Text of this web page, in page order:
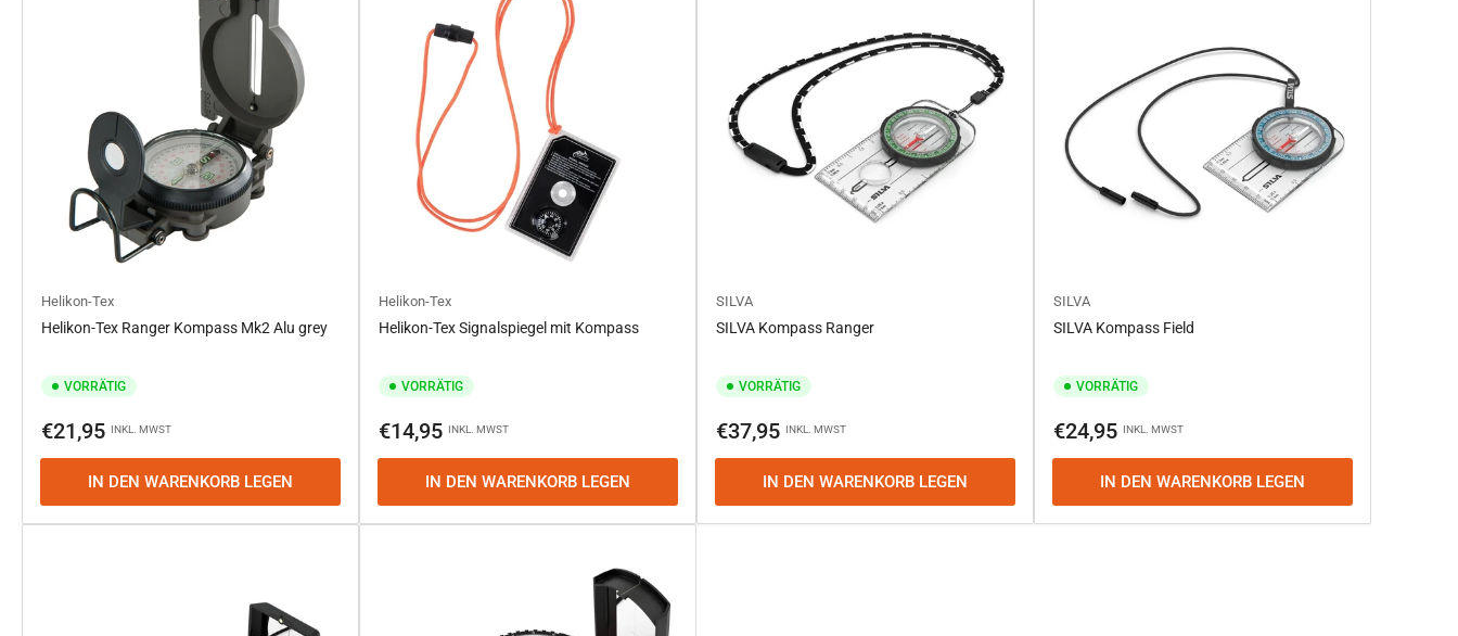
Helikon-Tex
Helikon-Tex Ranger Kompass Mk2 Alu grey
VORRÄTIG
Normaler
€21,95 INKL. MWST
IN DEN WARENKORB LEGEN
Helikon-Tex
Helikon-Tex Signalspiegel mit Kompass
VORRÄTIG
Normaler
€14,95 INKL. MWST
IN DEN WARENKORB LEGEN
SILVA
SILVA Kompass Ranger
VORRÄTIG
Normaler
€37,95 INKL. MWST
IN DEN WARENKORB LEGEN
SILVA
SILVA Kompass Field
VORRÄTIG
Normaler
€24,95 INKL. MWST
IN DEN WARENKORB LEGEN